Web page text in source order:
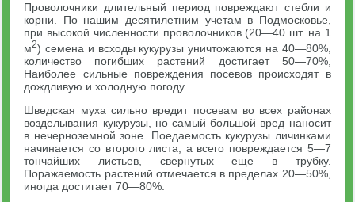
Проволочники длительный период повреждают стебли и
корни. По нашим десятилетним учетам в Подмосковье,
при высокой численности проволочников (20—40 шт. на 1
м2) семена и всходы кукурузы уничтожаются на 40—80%,
количество погибших растений достигает 50—70%,
Наиболее сильные повреждения посевов происходят в
дождливую и холодную погоду.
Шведская муха сильно вредит посевам во всех районах
возделывания кукурузы, но самый большой вред наносит
в нечерноземной зоне. Поедаемость кукурузы личинками
начинается со второго листа, а всего повреждается 5—7
тончайших листьев, свернутых еще в трубку.
Поражаемость растений отмечается в пределах 20—50%,
иногда достигает 70—80%.